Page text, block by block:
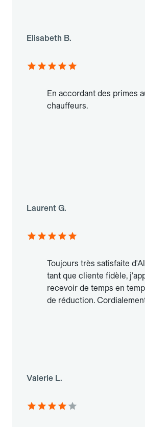
Elisabeth B.
En accordant des primes
chauffeurs.
Laurent G.
Toujours très satisfaite
tant que cliente fidèle,
recevoir de temps en
de réduction.
Valerie L.